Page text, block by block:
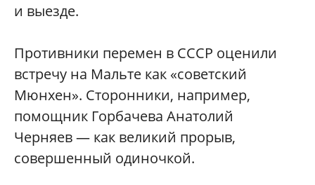
и выезде.
Противники перемен в СССР оценили
встречу на Мальте как «советский
Мюнхен». Сторонники, например,
помощник Горбачева Анатолий
Черняев — как великий прорыв,
совершенный одиночкой.